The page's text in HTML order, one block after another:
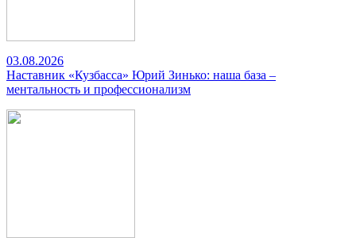
03.08.2026
Наставник «Кузбасса» Юрий Зинько: наша база –
ментальность и профессионализм